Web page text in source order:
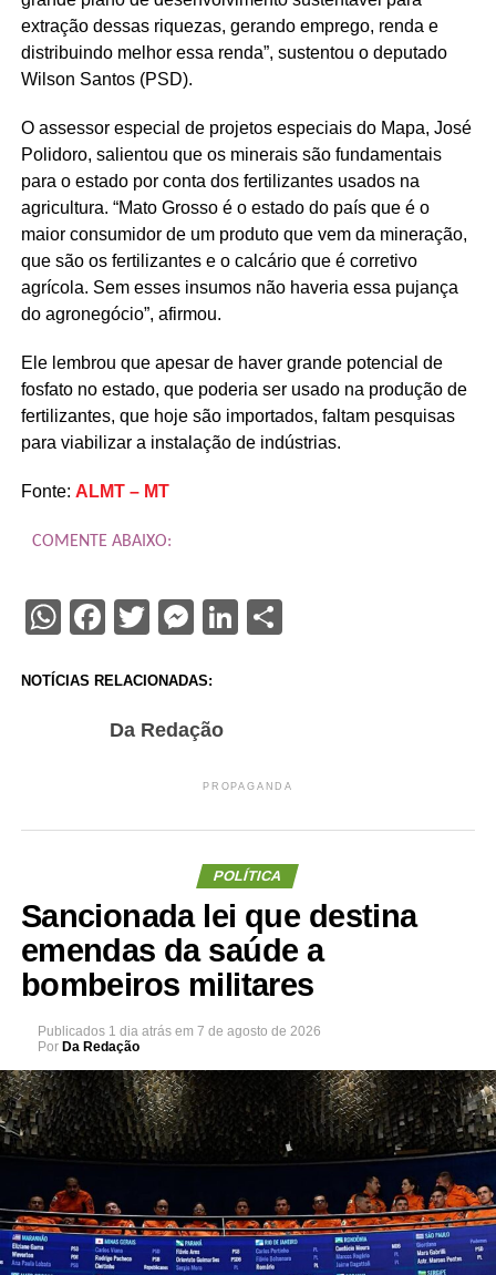
extração dessas riquezas, gerando emprego, renda e
distribuindo melhor essa renda”, sustentou o deputado
Wilson Santos (PSD).
O assessor especial de projetos especiais do Mapa, José
Polidoro, salientou que os minerais são fundamentais
para o estado por conta dos fertilizantes usados na
agricultura. “Mato Grosso é o estado do país que é o
maior consumidor de um produto que vem da mineração,
que são os fertilizantes e o calcário que é corretivo
agrícola. Sem esses insumos não haveria essa pujança
do agronegócio”, afirmou.
Ele lembrou que apesar de haver grande potencial de
fosfato no estado, que poderia ser usado na produção de
fertilizantes, que hoje são importados, faltam pesquisas
para viabilizar a instalação de indústrias.
Fonte: ALMT – MT
COMENTE ABAIXO:
WhatsApp
Facebook
Twitter
Messenger
LinkedIn
Share
NOTÍCIAS RELACIONADAS:
Da Redação
PROPAGANDA
POLÍTICA
Sancionada lei que destina
emendas da saúde a
bombeiros militares
Publicados 1 dia atrás em 7 de agosto de 2026
Por Da Redação